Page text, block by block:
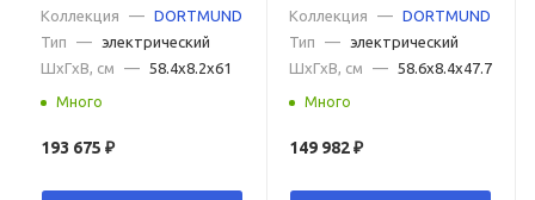
Коллекция
— DORTMUND
Тип
—
электрический
ШxГxВ, см
— 58.4x8.2x61
Много
193 675 ₽
Коллекция
— DORTMUND
Тип
—
электрический
ШxГxВ, см
— 58.6x8.4x47.7
Много
149 982₽